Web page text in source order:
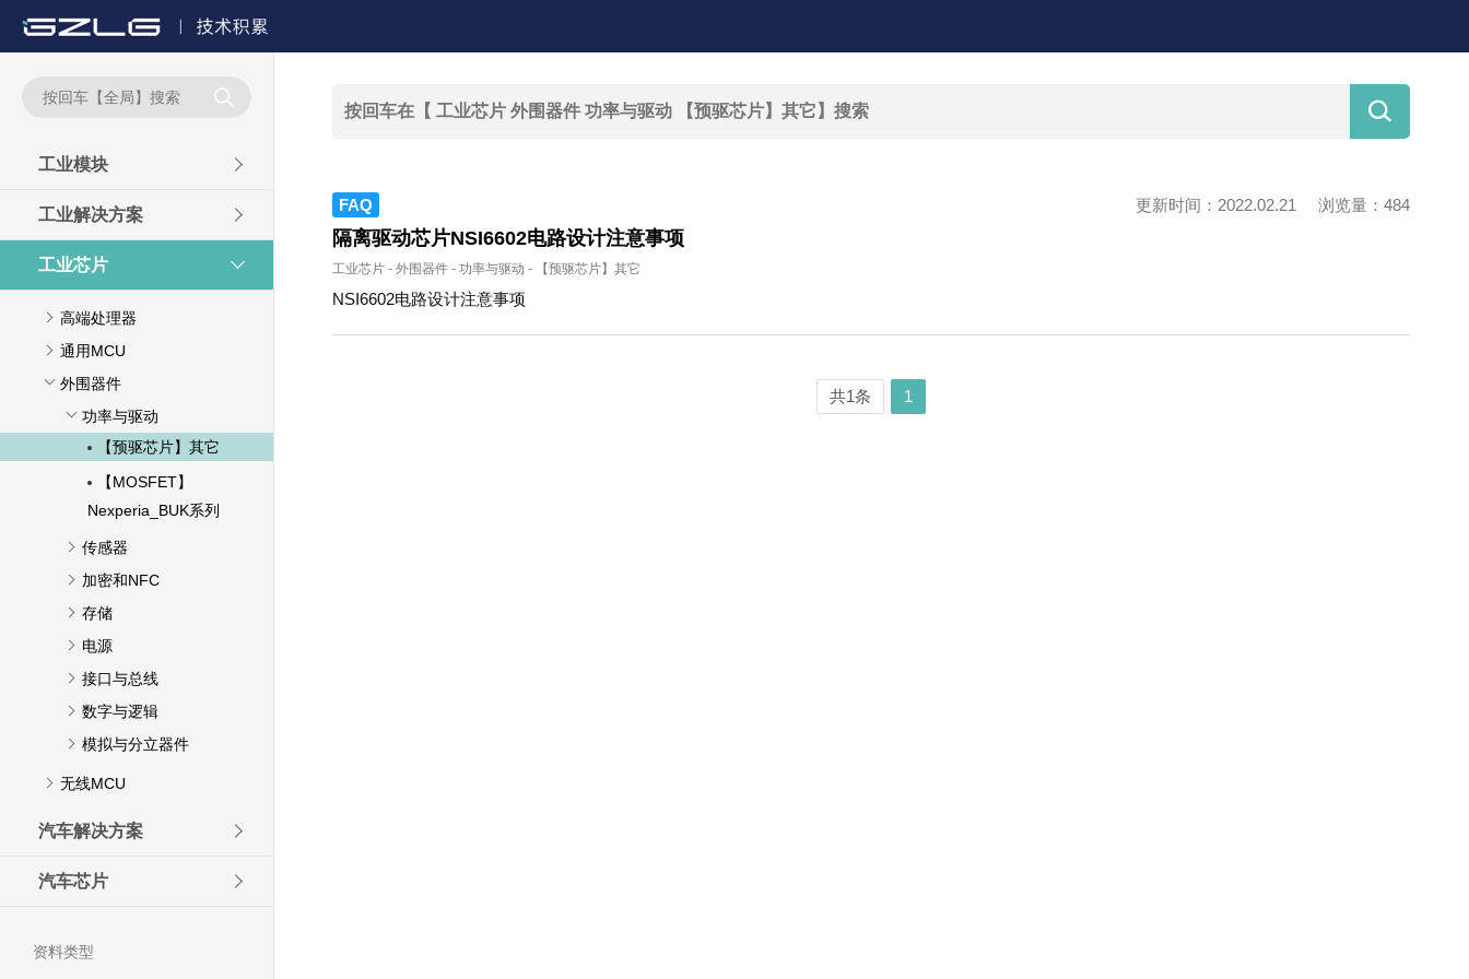

工业模块
工业解决方案
工业芯片
高端处理器
通用MCU
外围器件
功率与驱动
【预驱芯片】其它
【MOSFET】
Nexperia_BUK系列
传感器
加密和NFC
存储
电源
接口与总线
数字与逻辑
模拟与分立器件
无线MCU
汽车解决方案
汽车芯片
资料类型

FAQ 浏览量：484
更新时间：2022.02.21
隔离驱动芯片NSI6602电路设计注意事项
工业芯片 - 外围器件 - 功率与驱动 - 【预驱芯片】其它
NSI6602电路设计注意事项
共1条 1